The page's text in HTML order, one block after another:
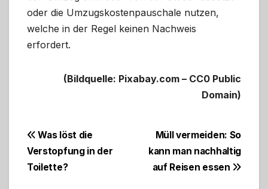
oder die Umzugskostenpauschale nutzen,
welche in der Regel keinen Nachweis
erfordert.
(Bildquelle: Pixabay.com – CC0 Public
Domain)
BeitragsnavigationMüll vermeiden: So
kann man nachhaltig
auf Reisen essen
Was löst die
Verstopfung in der
Toilette?